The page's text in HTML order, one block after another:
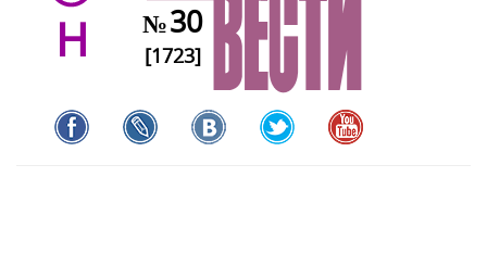
H №30
[1723]